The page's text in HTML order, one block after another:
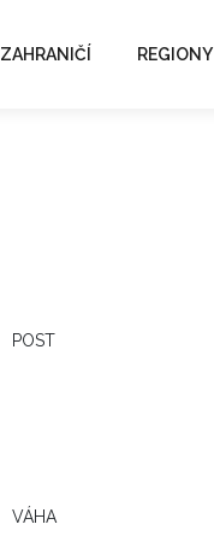
ZAHRANIČÍ REGIONY
POST
VÁHA